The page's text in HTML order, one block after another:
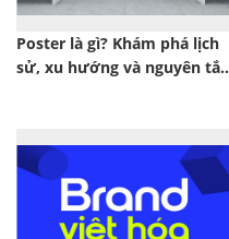
Poster là gì? Khám phá lịch
sử, xu hướng và nguyên tắc